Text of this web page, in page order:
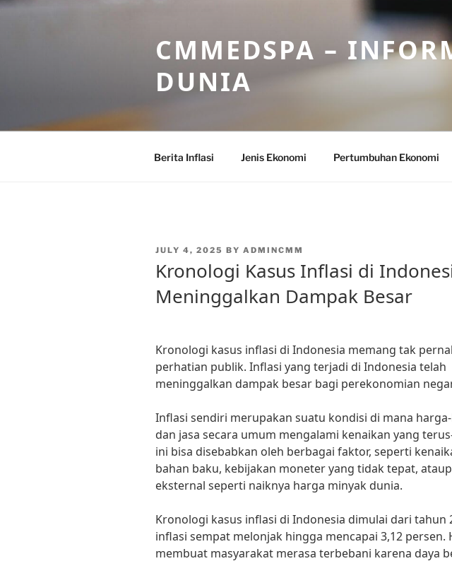
Skip
CMMEDSPA –
DUNIA
Berita Inflasi Jenis Ekonomi Pertumbuhan Ekonomi
POSTED
JULY 4, 2025 BY ADMINCMM
Kronologi Kasus Inflasi di
Meninggalkan Dampak Besar
Kronologi kasus inflasi di Indonesia memang tak
perhatian publik. Inflasi yang terjadi di Indonesia telah
meninggalkan dampak besar bagi perekonomian
Inflasi sendiri merupakan suatu kondisi di mana
dan jasa secara umum mengalami kenaikan yang
ini bisa disebabkan oleh berbagai faktor, seperti
bahan baku, kebijakan moneter yang tidak tepat,
eksternal seperti naiknya harga minyak dunia.
Kronologi kasus inflasi di Indonesia dimulai dari tahun
inflasi sempat melonjak hingga mencapai 3,12 persen.
membuat masyarakat merasa terbebani karena daya